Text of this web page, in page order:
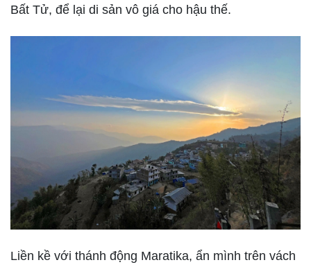
Bất Tử, để lại di sản vô giá cho hậu thế.
Liền kề với thánh động Maratika, ẩn mình trên vách